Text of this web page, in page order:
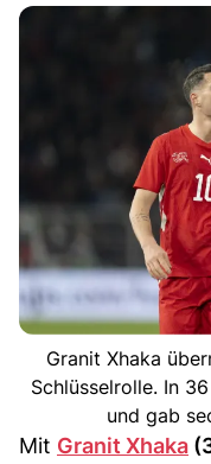
Granit Xhaka
Schlüsselrolle. In
und gab
Mit Granit Xhaka